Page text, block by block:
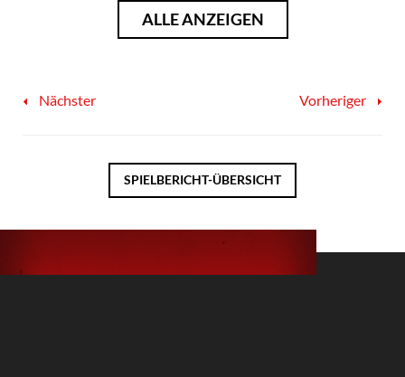
ALLE ANZEIGEN
Nächster Vorheriger
SPIELBERICHT-ÜBERSICHT